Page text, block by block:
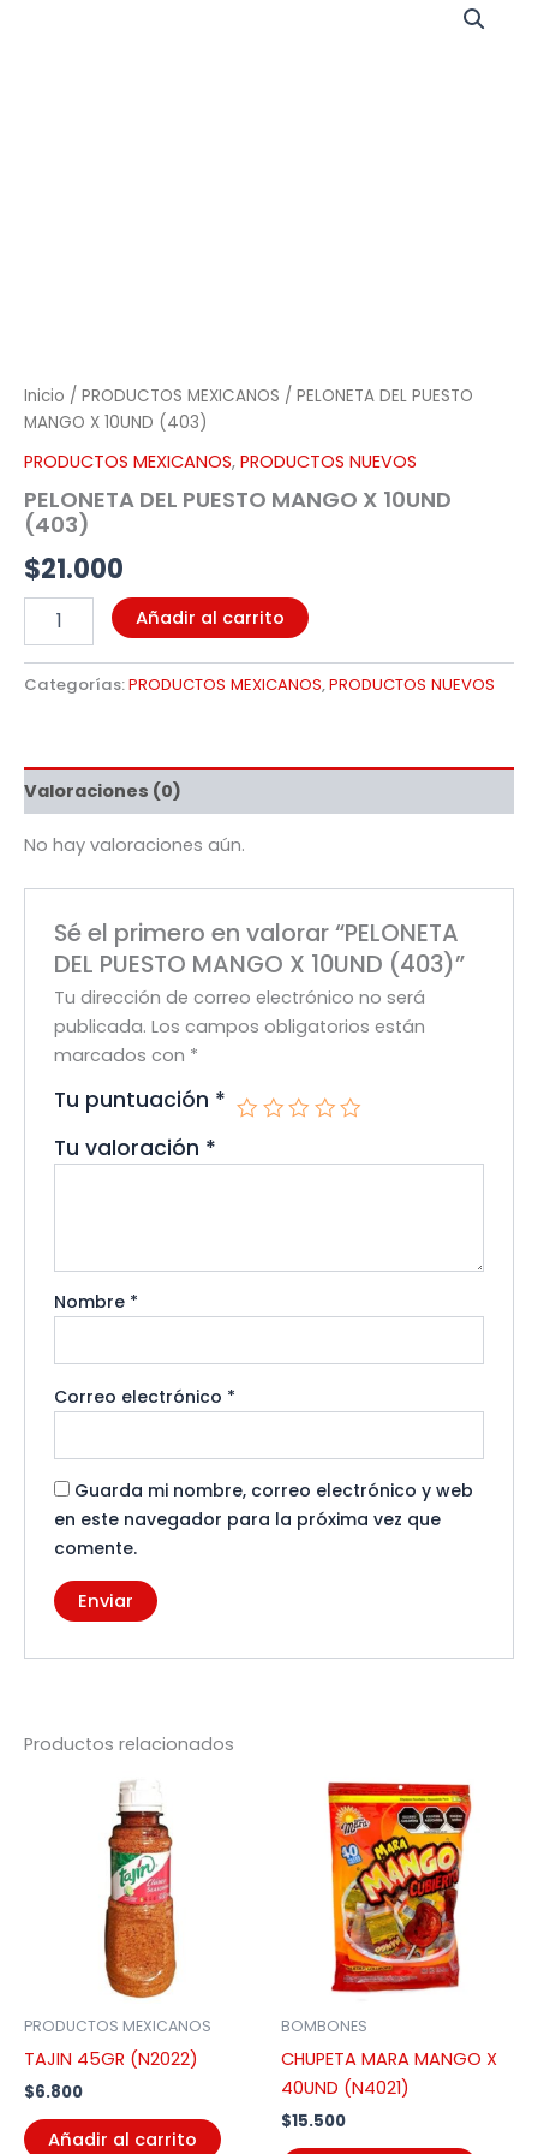
Inicio / PRODUCTOS MEXICANOS / PELONETA DEL PUESTO
MANGO X 10UND (403)
PRODUCTOS MEXICANOS, PRODUCTOS NUEVOS
PELONETA DEL PUESTO MANGO X 10UND
(403)
$21.000
Añadir al carrito
Categorías:PRODUCTOS MEXICANOS,PRODUCTOS NUEVOS
Valoraciones (0)
No hay valoraciones aún.
Sé el primero en valorar “PELONETA
DEL PUESTO MANGO X 10UND (403)”
Tu dirección de correo electrónico no será
publicada. Los campos obligatorios están
marcados con *
Tu puntuación *
Tu valoración *
Nombre *
Correo electrónico *
Guarda mi nombre, correo electrónico y web
en este navegador para la próxima vez que
comente.
Productos relacionados
PRODUCTOS MEXICANOS
TAJIN 45GR (N2022)
$6.800
Añadir al carrito
BOMBONES
CHUPETA MARA MANGO X
40UND (N4021)
$15.500